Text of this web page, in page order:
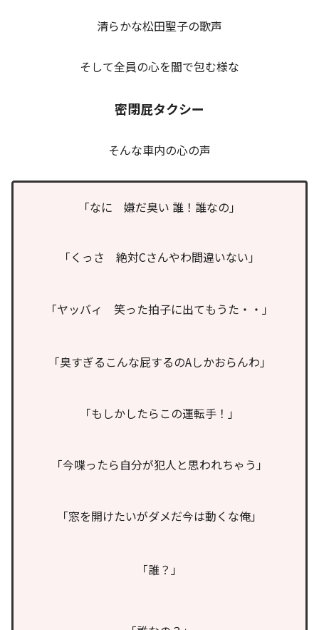
清らかな松田聖子の歌声
そして全員の心を闇で包む様な
密閉屁タクシー
そんな車内の心の声
「なに 嫌だ臭い 誰！誰なの」
「くっさ 絶対Cさんやわ間違いない」
「ヤッバィ 笑った拍子に出てもうた・・」
「臭すぎるこんな屁するのAしかおらんわ」
「もしかしたらこの運転手！」
「今喋ったら自分が犯人と思われちゃう」
「窓を開けたいがダメだ今は動くな俺」
「誰？」